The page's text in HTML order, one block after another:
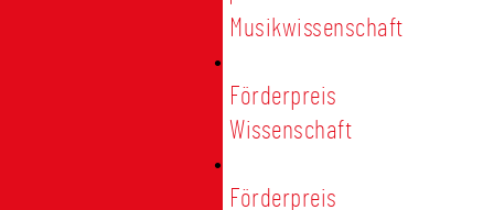
Musikwissenschaft
Förderpreis
Wissenschaft
Förderpreis